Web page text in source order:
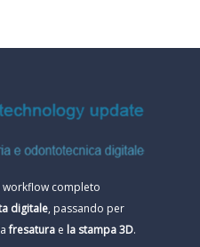
workflow completo
digitale, passando per
fresatura e la stampa 3D.